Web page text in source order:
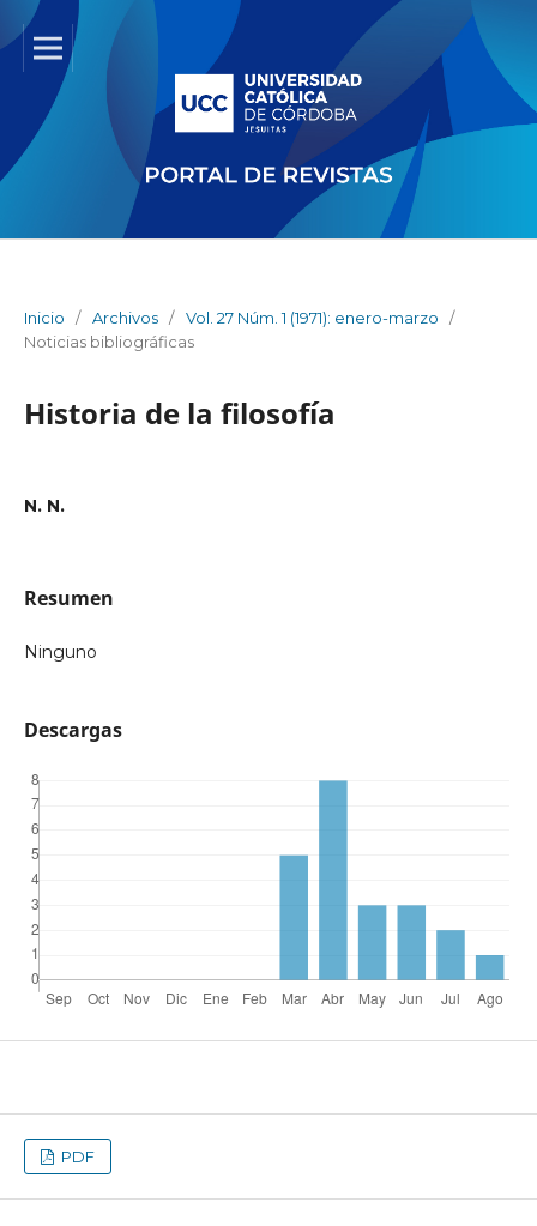
Inicio / Archivos / Vol. 27 Núm. 1 (1971): enero-marzo
/
Noticias bibliográficas
Historia de la filosofía
N. N.
Resumen
Ninguno
Descargas
PDF